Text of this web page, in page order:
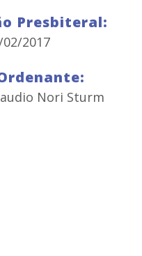
Presbiteral:
02/2017
Nori Sturm